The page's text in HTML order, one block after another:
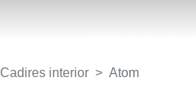
Cadires interior Atom